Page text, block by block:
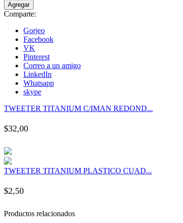
Agregar
Comparte:
Gorjeo
Facebook
VK
Pinterest
Correo a un amigo
LinkedIn
Whatsapp
skype
TWEETER TITANIUM C/IMAN REDOND...
$32,00
TWEETER TITANIUM PLASTICO CUAD...
$2,50
Productos relacionados